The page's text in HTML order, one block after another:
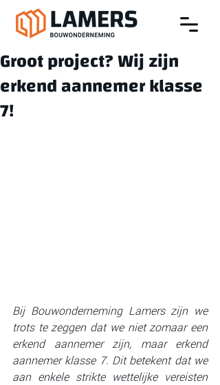
Groot project? Wij zijn
erkend aannemer klasse
7!
Bij Bouwonderneming Lamers zijn we
trots te zeggen dat we niet zomaar een
erkend aannemer zijn, maar erkend
aannemer klasse 7. Dit betekent dat we
aan enkele strikte wettelijke vereisten